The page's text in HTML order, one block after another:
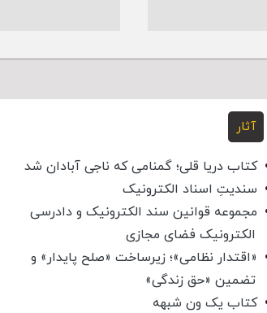
آثار
کتاب دریا قلی؛ گمنامی که ناجی آبادان شد
سندیتِ اسناد الکترونیک
مجموعه قوانین سند الکترونیک و دادرسی
الکترونیک فضای مجازی
«اقتدار نظامی»؛ زیرساخت «صلح پایدار» و
تضمین «حق زندگی»
کتاب یک ون شبهه